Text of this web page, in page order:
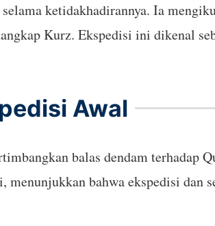
ketidakhadirannya. Ia
Kurz. Ekspedisi ini dikenal
Awal
balas dendam terhadap
bahwa ekspedisi dan